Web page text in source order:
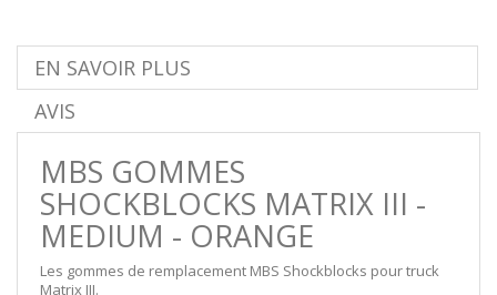
EN SAVOIR PLUS
AVIS
MBS GOMMES
SHOCKBLOCKS MATRIX III -
MEDIUM - ORANGE
Les gommes de remplacement MBS Shockblocks pour truck
Matrix III.